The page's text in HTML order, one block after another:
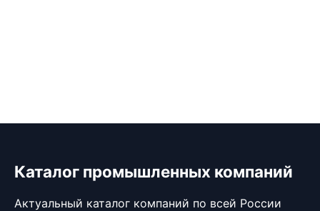
Каталог промышленных компаний
Актуальный каталог компаний по всей России